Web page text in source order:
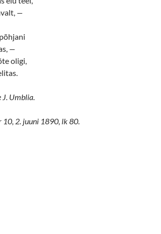
—
—
oligi,
J. Umblia.
10, 2. juuni 1890, lk 80.